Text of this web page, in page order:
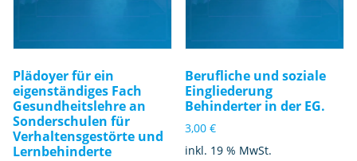
Plädoyer für ein
eigenständiges Fach
Gesundheitslehre an
Sonderschulen für
Verhaltensgestörte und
Lernbehinderte
Berufliche und soziale
Eingliederung
Behinderter in der EG.
3,00€
inkl. 19 % MwSt.